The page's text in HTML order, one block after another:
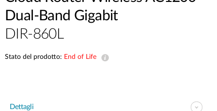
Dual-Band Gigabit
DIR-860L
Stato del prodotto: End of Life
Dettagli